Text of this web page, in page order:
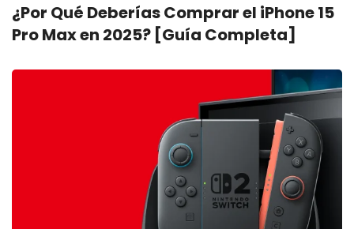
¿Por Qué Deberías Comprar el iPhone 15
Pro Max en 2025? [Guía Completa]